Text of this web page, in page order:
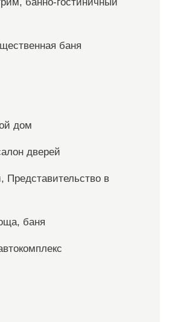
баня
дом
дверей
Представительство в
баня